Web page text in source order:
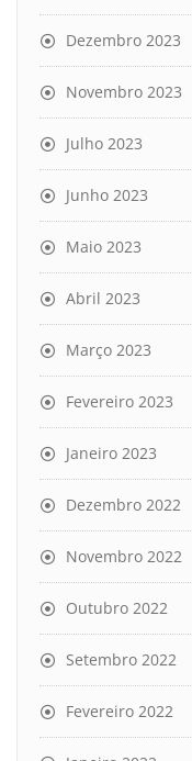
Dezembro 2023
Novembro 2023
Julho 2023
Junho 2023
Maio 2023
Abril 2023
Março 2023
Fevereiro 2023
Janeiro 2023
Dezembro 2022
Novembro 2022
Outubro 2022
Setembro 2022
Fevereiro 2022